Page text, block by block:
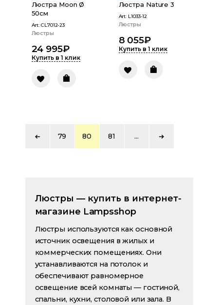
Люстра Moon Ø
50см
Art: CL7012-23
Люстры
24 995₽
Купить в 1 клик
Люстра Nature 3
Art: L1033-12
Люстры
8 055₽
Купить в 1 клик
79 80 81 ...
Люстры — купить в интернет-
магазине Lampsshop
Люстры используются как основной
источник освещения в жилых и
коммерческих помещениях. Они
устанавливаются на потолок и
обеспечивают равномерное
освещение всей комнаты — гостиной,
спальни, кухни, столовой или зала. В